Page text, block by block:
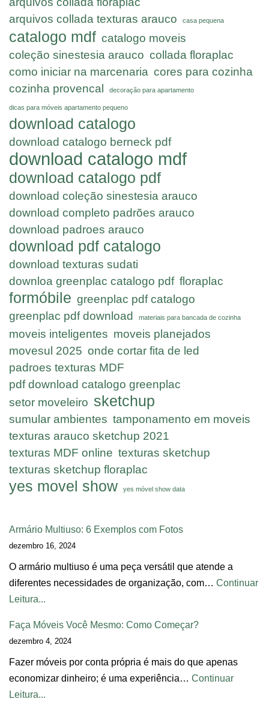
arquivos collada texturas arauco
casa pequena
catalogo mdf catalogo moveis
coleção sinestesia arauco collada floraplac
como iniciar na marcenaria cores para cozinha
cozinha provencal
decoração para apartamento
dicas para móveis apartamento pequeno
download catalogo
download catalogo berneck pdf
download catalogo mdf
download catalogo pdf
download coleção sinestesia arauco
download completo padrões arauco
download padroes arauco
download pdf catalogo
download texturas sudati
downloa greenplac catalogo pdf floraplac
formóbile greenplac pdf catalogo
greenplac pdf download
materiais para bancada de cozinha
moveis inteligentes moveis planejados
movesul 2025 onde cortar fita de led
padroes texturas MDF
pdf download catalogo greenplac
setor moveleiro sketchup
sumular ambientes tamponamento em moveis
texturas arauco sketchup 2021
texturas MDF online texturas sketchup
texturas sketchup floraplac
yes movel show yes móvel show data
Armário Multiuso: 6 Exemplos com Fotos
dezembro 16, 2024
O armário multiuso é uma peça versátil que atende a
diferentes necessidades de organização, com… Continuar
Leitura...
Faça Móveis Você Mesmo: Como Começar?
dezembro 4, 2024
Fazer móveis por conta própria é mais do que apenas
economizar dinheiro; é uma experiência… Continuar
Leitura...